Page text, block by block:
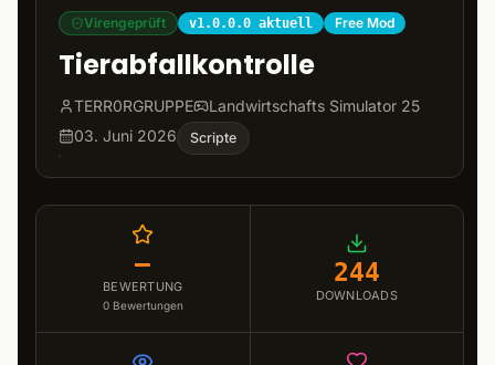
Virengeprüft v1.0.0.0 aktuell Free Mod
Tierabfallkontrolle
TERR0RGRUPPE
Landwirtschafts Simulator 25
03. Juni 2026
Scripte
–
BEWERTUNG
0 Bewertungen
244
DOWNLOADS